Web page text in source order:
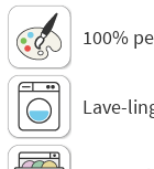
100%
Lave-